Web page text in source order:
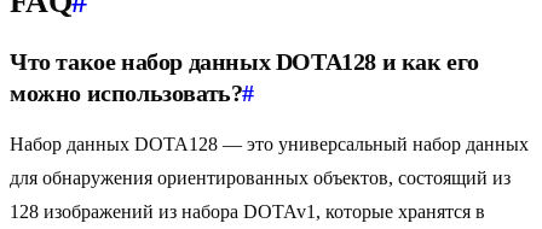
Что такое набор данных DOTA128 и как его
можно использовать?#
Набор данных DOTA128 — это универсальный набор данных
для обнаружения ориентированных объектов, состоящий из
128 изображений из набора DOTAv1, которые хранятся в